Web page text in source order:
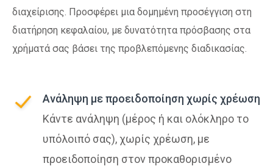
διαχείρισης. Προσφέρει μια δομημένη προσέγγιση στη
διατήρηση κεφαλαίου, με δυνατότητα πρόσβασης στα
χρήματά σας βάσει της προβλεπόμενης διαδικασίας.
Ανάληψη με προειδοποίηση χωρίς χρέωση
Κάντε ανάληψη (μέρος ή και ολόκληρο το
υπόλοιπό σας), χωρίς χρέωση, με
προειδοποίηση στον προκαθορισμένο